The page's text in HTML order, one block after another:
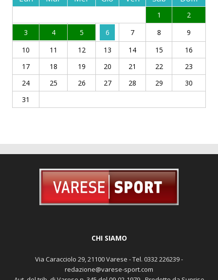
1
2
3
4 5 6 7 8
9
10
11 12 13 14 15
16
17
18 19 20 21 22
23
24
25 26 27 28 29
30
31
CHI SIAMO
Via Caracciolo 29, 21100 Varese - Tel. 0332 226239 -
redazione@varese-sport.com